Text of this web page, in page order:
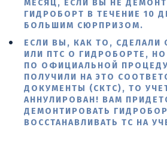
МЕСЯЦ, ЕСЛИ ВЫ НЕ
ГИДРОБОРТ В ТЕЧЕНИЕ 10
БОЛЬШИМ СЮРПРИЗОМ.
ЕСЛИ ВЫ, КАК ТО, СДЕЛАЛИ
ИЛИ ПТС О ГИДРОБОРТЕ,
ПО ОФИЦИАЛЬНОЙ
ПОЛУЧИЛИ НА ЭТО
ДОКУМЕНТЫ (СКТС), ТО
АННУЛИРОВАН! ВАМ
ДЕМОНТИРОВАТЬ
ВОССТАНАВЛИВАТЬ ТС НА